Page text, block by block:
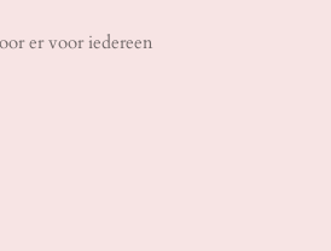
er voor iedereen